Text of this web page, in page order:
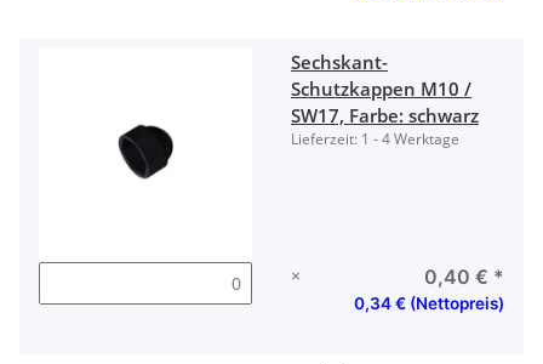
Sechskant-
Schutzkappen M10 /
SW17, Farbe: schwarz
Lieferzeit: 1 - 4 Werktage
× 0,40 € *
0,34 € (Nettopreis)